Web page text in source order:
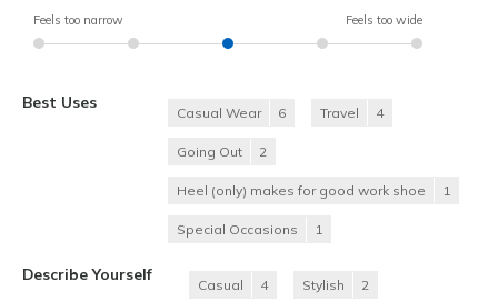
Feels too narrow Feels too wide
Best Uses
Casual Wear 6 Travel 4
Going Out 2
Heel (only) makes for good work shoe 1
Special Occasions 1
Describe Yourself
Casual 4 Stylish 2